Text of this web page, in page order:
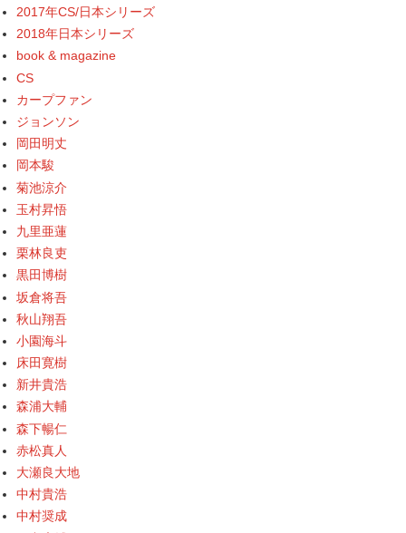
2017年CS/日本シリーズ
2018年日本シリーズ
book & magazine
CS
カープファン
ジョンソン
岡田明丈
岡本駿
菊池涼介
玉村昇悟
九里亜蓮
栗林良吏
黒田博樹
坂倉将吾
秋山翔吾
小園海斗
床田寛樹
新井貴浩
森浦大輔
森下暢仁
赤松真人
大瀬良大地
中村貴浩
中村奨成